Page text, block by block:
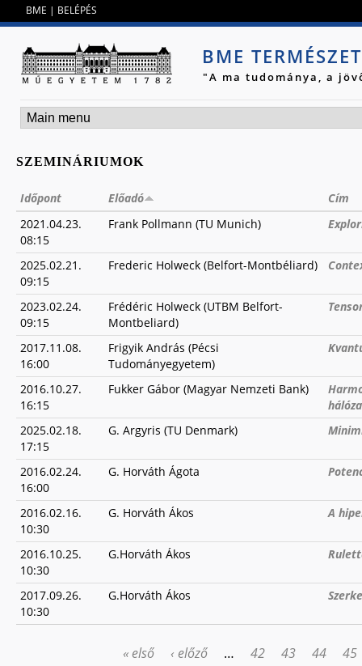
BME | BELÉPÉS
BME
"A ma tudománya, a
SZEMINÁRIUMOK
Időpont Előadó
Cím
2021.04.23.
08:15
Frank Pollmann (TU Munich)
2025.02.21.
09:15
Frederic Holweck (Belfort-Montbéliard)
2023.02.24.
09:15
Frédéric Holweck (UTBM Belfort-
Montbeliard)
2017.11.08.
16:00
Frigyik András (Pécsi
Tudományegyetem)
2016.10.27.
16:15
Fukker Gábor (Magyar Nemzeti Bank)
2025.02.18.
17:15
G. Argyris (TU Denmark)
2016.02.24.
16:00
G. Horváth Ágota
2016.02.16.
10:30
G. Horváth Ákos A
2016.10.25.
10:30
G.Horváth Ákos
2017.09.26.
10:30
G.Horváth Ákos
« első ‹ előző … 42 43 44 45